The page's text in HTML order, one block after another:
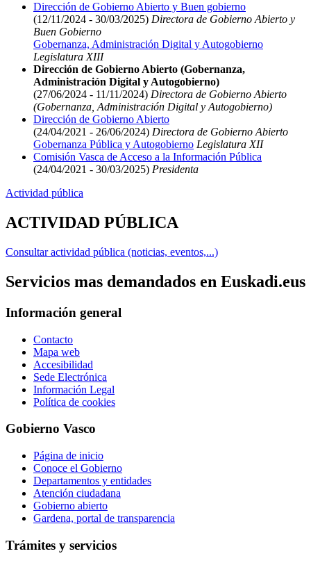
Dirección de Gobierno Abierto y Buen gobierno
(12/11/2024 - 30/03/2025) Directora de Gobierno Abierto y
Buen Gobierno
Gobernanza, Administración Digital y Autogobierno
Legislatura XIII
Dirección de Gobierno Abierto (Gobernanza,
Administración Digital y Autogobierno)
(27/06/2024 - 11/11/2024) Directora de Gobierno Abierto
(Gobernanza, Administración Digital y Autogobierno)
Dirección de Gobierno Abierto
(24/04/2021 - 26/06/2024) Directora de Gobierno Abierto
Gobernanza Pública y Autogobierno Legislatura XII
Comisión Vasca de Acceso a la Información Pública
(24/04/2021 - 30/03/2025) Presidenta
Actividad pública
ACTIVIDAD PÚBLICA
Consultar actividad pública (noticias, eventos,...)
Servicios mas demandados en Euskadi.eus
Información general
Contacto
Mapa web
Accesibilidad
Sede Electrónica
Información Legal
Política de cookies
Gobierno Vasco
Página de inicio
Conoce el Gobierno
Departamentos y entidades
Atención ciudadana
Gobierno abierto
Gardena, portal de transparencia
Trámites y servicios